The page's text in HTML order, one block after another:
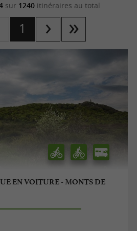
sur 1240itinéraires au total
1
EN VOITURE - MONTS DE